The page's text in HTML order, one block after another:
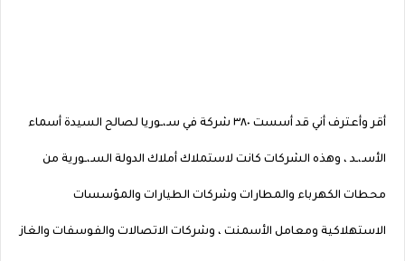
أقر وأعترف أني قد أسست ٣٨٠ شركة في سـ،ـوريا لصالح السيدة أسماء
الأسـ،ـد ، وهذه الشركات كانت لاستملاك أملاك الدولة السـ،ـورية من
محطات الكهرباء والمطارات وشركات الطيارات والمؤسسات
الاستهلاكية ومعامل الأسمنت ، وشركات الاتصالات والفوسفات والغاز